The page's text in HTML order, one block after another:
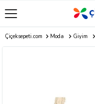
Çiçeksepeti.com Moda Giyim